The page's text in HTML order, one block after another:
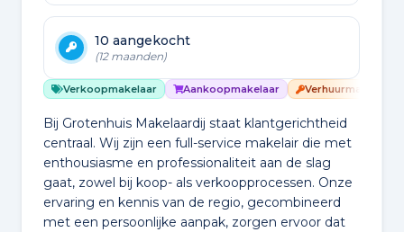
10 aangekocht
(12 maanden)
Verkoopmakelaar Aankoopmakelaar Verhuurmakelaar
Bij Grotenhuis Makelaardij staat klantgerichtheid
centraal. Wij zijn een full-service makelair die met
enthousiasme en professionaliteit aan de slag
gaat, zowel bij koop- als verkoopprocessen. Onze
ervaring en kennis van de regio, gecombineerd
met een persoonlijke aanpak, zorgen ervoor dat